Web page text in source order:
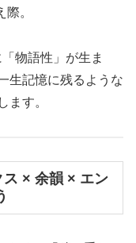
。
物語性」が生ま
生記憶に残るような
ます。
× 余韻 × エン